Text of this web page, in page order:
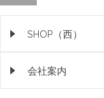
SHOP（西）
会社案内